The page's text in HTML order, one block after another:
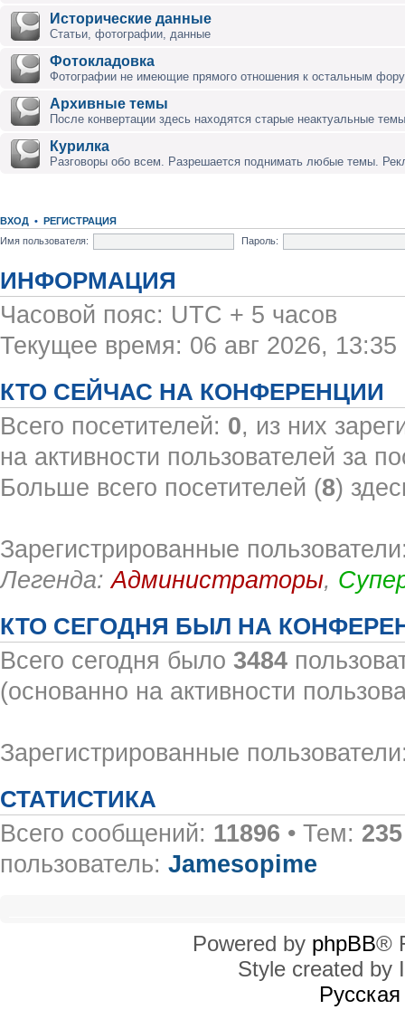
Исторические данные
Статьи, фотографии, данные
Фотокладовка
Фотографии не имеющие прямого отношения к остальным
Архивные темы
После конвертации здесь находятся старые неактуальные
Курилка
Разговоры обо всем. Разрешается поднимать любые темы.
ВХОД • РЕГИСТРАЦИЯ
Имя пользователя:
Пароль:
ИНФОРМАЦИЯ
Часовой пояс: UTC + 5 часов
Текущее время: 06 авг 2026, 13:35
КТО СЕЙЧАС НА КОНФЕРЕНЦИИ
Всего посетителей: 0, из них
на активности пользователей за
Больше всего посетителей (8)
Зарегистрированные
Легенда:Администраторы,
КТО СЕГОДНЯ БЫЛ НА
Всего сегодня было 3484
(основанно на активности
Зарегистрированные
СТАТИСТИКА
Всего сообщений: 11896 • Тем: 235
пользователь: Jamesopime
Powered by phpBB®
Style created by